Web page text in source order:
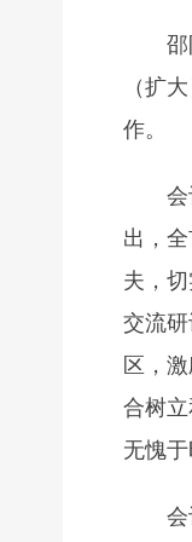
（扩
作。
出，
夫，
交流
区，
合树
无愧于